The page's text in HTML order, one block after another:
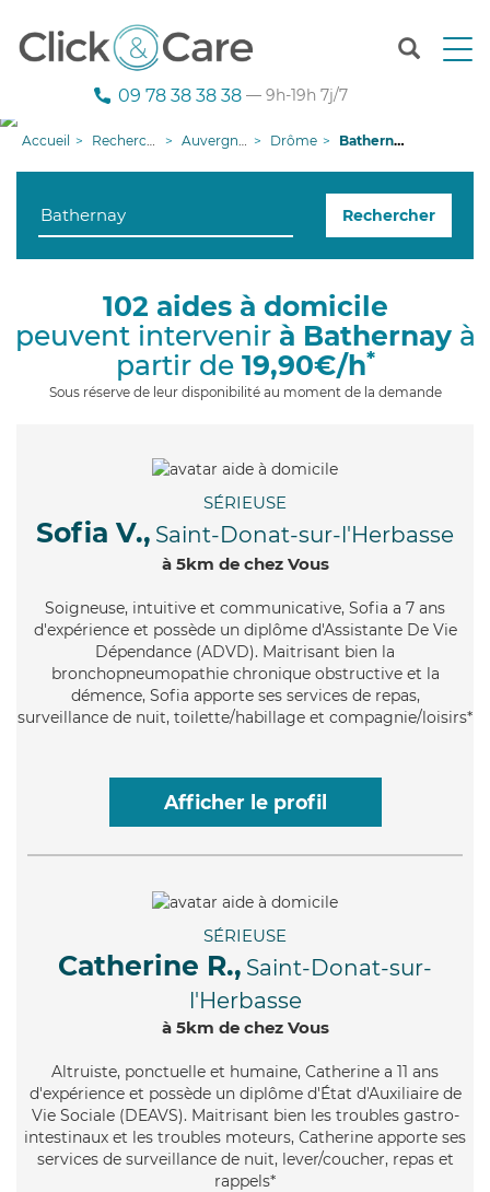
T
n
g
i
09 78 38 38 38 — 9h-19h 7j/7
Accueil Recherche aide à domicile Auvergne-Rhône-Alpes Drôme Bathernay
Rechercher
102 aides à domicile
peuvent intervenir à Bathernayà
partir de 19,90€/h*
Sous réserve de leur disponibilité au moment de la demande
SÉRIEUSE
Sofia V., Saint-Donat-sur-l'Herbasse
à 5km de chez Vous
Soigneuse, intuitive et communicative, Sofia a 7 ans
d'expérience et possède un diplôme d'Assistante De Vie
Dépendance (ADVD). Maitrisant bien la
bronchopneumopathie chronique obstructive et la
démence, Sofia apporte ses services de repas,
surveillance de nuit, toilette/habillage et compagnie/loisirs*
Afficher le profil
SÉRIEUSE
Catherine R., Saint-Donat-sur-
l'Herbasse
à 5km de chez Vous
Altruiste, ponctuelle et humaine, Catherine a 11 ans
d'expérience et possède un diplôme d'État d'Auxiliaire de
Vie Sociale (DEAVS). Maitrisant bien les troubles gastro-
intestinaux et les troubles moteurs, Catherine apporte ses
services de surveillance de nuit, lever/coucher, repas et
rappels*